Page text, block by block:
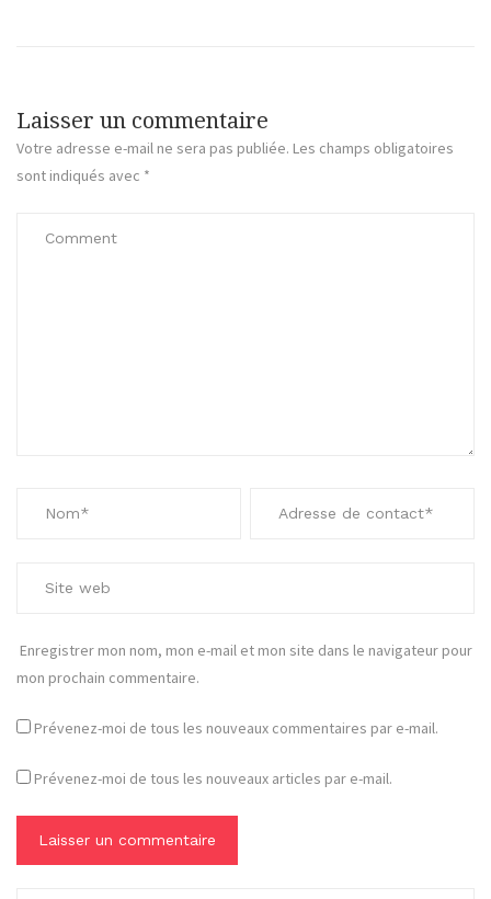
Laisser un commentaire
Votre adresse e-mail ne sera pas publiée. Les champs obligatoires
sont indiqués avec *
Enregistrer mon nom, mon e-mail et mon site dans le navigateur pour
mon prochain commentaire.
Prévenez-moi de tous les nouveaux commentaires par e-mail.
Prévenez-moi de tous les nouveaux articles par e-mail.